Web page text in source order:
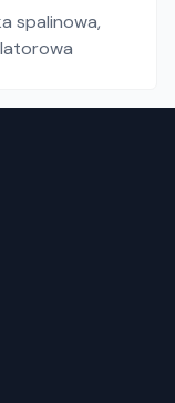
spalinowa,